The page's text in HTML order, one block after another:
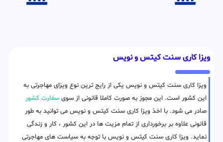
ویزا کاری سنت کیتس و نویس
ویزا کاری سنت کیتس و نویس یکی از رایج ترین نوع ویزای مهاجرتی به
این کشور است. این مجوز به صورت کاملا قانونی از سوی سفارت کشور
صادر می شود. با اخذ ویزا کاری سنت کیتس و نویس می توانید به طور
قانونی علاوه بر برخورداری از تمام مزیت ها در این کشور ، کار و زندگی
نماید. ویزا کاری سنت کیتس و نویس با توجه به سیاست های مهاجرتی